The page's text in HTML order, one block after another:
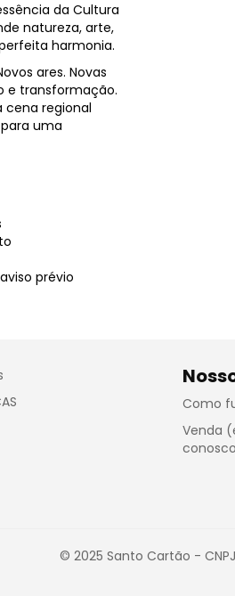
da Cultura
natureza, arte,
harmonia.
ares. Novas
e transformação.
cena regional
uma
prévio
Como
Venda
conosco
© 2025 Santo Cartão -